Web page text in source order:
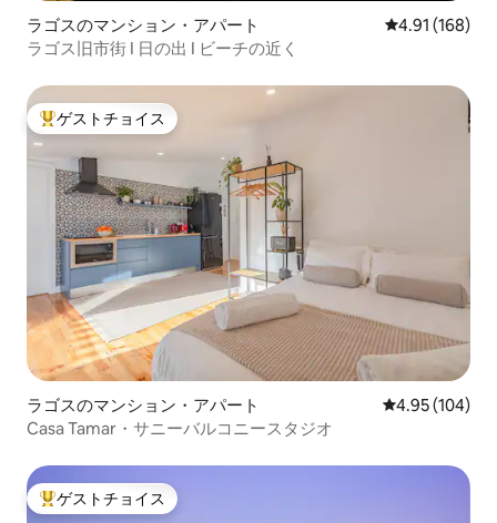
ラゴスのマンション・アパート レビュー168
4.91 (168)
ラゴス旧市街 I 日の出 I ビーチの近く
大好評のゲストチョイスです。
ゲストチョイス
ラゴスのマンション・アパート レビュー104
4.95 (104)
Casa Tamar・サニーバルコニースタジオ
大好評のゲストチョイスです。
ゲストチョイス